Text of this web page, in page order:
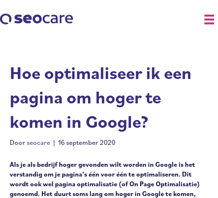
Hoe optimaliseer ik een
pagina om hoger te
komen in Google?
Doorseocare | 16 september 2020
Als je als bedrijf hoger gevonden wilt worden in Google is het
verstandig om je pagina’s één voor één te optimaliseren. Dit
wordt ook wel pagina optimalisatie (of On Page Optimalisatie)
genoemd. Het duurt soms lang om hoger in Google te komen,